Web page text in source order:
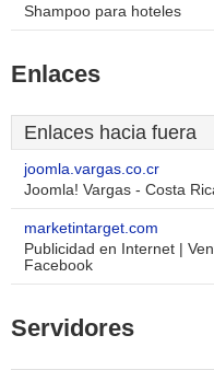
Shampoo para hoteles
Enlaces
Enlaces hacia fuera
joomla.vargas.co.cr
Joomla! Vargas - Costa
marketintarget.com
Publicidad en Internet |
Facebook
Servidores